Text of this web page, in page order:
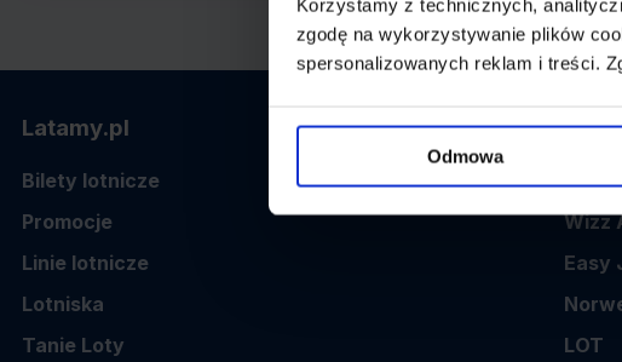
Korzystamy z technicznych,
zgodę na wykorzystywanie plików
spersonalizowanych reklam i treści.
Odmowa
Latamy.pl
Bilety lotnicze
Promocje
Linie lotnicze
Lotniska
Tanie Loty
Wizz
Easy
LOT